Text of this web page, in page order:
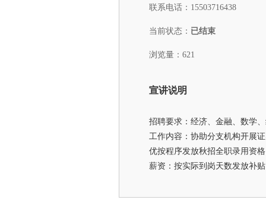
联系电话： 15503716438
当前状态： 已结束
浏览量：621
宣讲说明
招聘要求：经济、金融、数学
工作内容：协助分支机构开展
优按程序发放秋招全职录用资
薪资：按实际到岗天数发放补